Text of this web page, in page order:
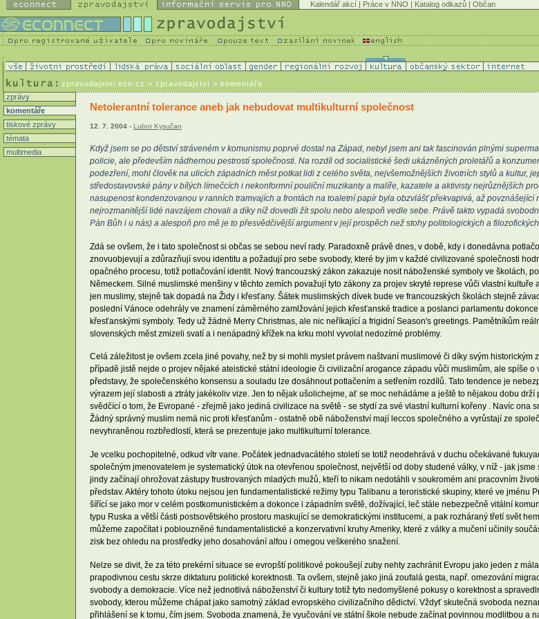
Kalendář akcí | Práce v NNO | Katalog odkazů | Občan
zpravodajstvi.ecn.cz > zpravodajství > komentáře
zprávy
komentáře
tiskové zprávy
témata
multimedia
Netolerantní tolerance aneb jak nebudovat multikulturní společnost
12. 7. 2004 - Lubor Kysučan
Když jsem se po dětství stráveném v komunismu poprvé dostal na Západ, nebyl jsem ani tak fascinován plnými
policie, ale především nádhernou pestrostí společnosti. Na rozdíl od socialistické šedi ukázněných proletářů a
podezření, mohl člověk na ulicích západních měst potkat lidi z celého světa, nejvšemožnějších životních stylů a kultur,
středostavovské pány v bílých límečcích i nekonformní pouliční muzikanty a malíře, kazatele a aktivisty nejrůznějších
nasupenost kondenzovanou v ranních tramvajích a frontách na toaletní papír byla obzvlášť překvapivá, až povznášející
nejrozmanitější lidé navzájem chovali a díky níž dovedli žít spolu nebo alespoň vedle sebe. Právě takto vypadá
Pán Bůh i u nás) a alespoň pro mě je to přesvědčivější argument v její prospěch než stohy politologických a filozofických
Zdá se ovšem, že i tato společnost si občas se sebou neví rady. Paradoxně právě dnes, v době, kdy i donedávna
znovuobjevují a zdůrazňují svou identitu a požadují pro sebe svobody, které by jim v každé civilizované společnosti
opačného procesu, totiž potlačování identit. Nový francouzský zákon zakazuje nosit náboženské symboly ve školách,
Německem. Silné muslimské menšiny v těchto zemích považují tyto zákony za projev skryté represe vůči vlastní
jen muslimy, stejně tak dopadá na Židy i křesťany. Šátek muslimských dívek bude ve francouzských školách stejně
poslední Vánoce odehrály ve znamení záměrného zamlžování jejich křesťanské tradice a poslanci parlamentu
křesťanskými symboly. Tedy už žádné Merry Christmas, ale nic neříkající a frigidní Season's greetings. Pamětníkům
slovenských měst zmizeli svatí a i nenápadný křížek na krku mohl vyvolat nedozírné problémy.
Celá záležitost je ovšem zcela jiné povahy, než by si mohli myslet právem naštvaní muslimové či díky svým
případě jistě nejde o projev nějaké ateistické státní ideologie či civilizační arogance západu vůči muslimům, ale spíše
představy, že společenského konsensu a souladu lze dosáhnout potlačením a setřením rozdílů. Tato tendence je
výrazem její slabosti a ztráty jakékoliv vize. Jen to nějak ušolichejme, ať se moc nehádáme a ještě to nějakou dobu
svědčící o tom, že Evropané - zřejmě jako jediná civilizace na světě - se stydí za své vlastní kulturní kořeny . Navíc ona
Žádný správný muslim nemá nic proti křesťanům - ostatně obě náboženství mají leccos společného a vyrůstají ze
nevyhraněnou rozbředlostí, která se prezentuje jako multikulturní tolerance.
Je vcelku pochopitelné, odkud vítr vane. Počátek jednadvacátého století se totiž neodehrává v duchu očekávané
společným jmenovatelem je systematický útok na otevřenou společnost, největší od doby studené války, v níž - jak
jindy začínají ohrožovat zástupy frustrovaných mladých mužů, kteří to nikam nedotáhli v soukromém ani pracovním
představ. Aktéry tohoto útoku nejsou jen fundamentalistické režimy typu Talibanu a teroristické skupiny, které ve jménu
šířící se jako mor v celém postkomunistickém a dokonce i západním světě, dožívající, leč stále nebezpečně vitální
typu Ruska a větší části postsovětského prostoru maskující se demokratickými institucemi, a pak rozháraný třetí svět
můžeme započítat i poblouzněné fundamentalistické a konzervativní kruhy Ameriky, které z války a mučení učinily
zisk bez ohledu na prostředky jeho dosahování alfou i omegou veškerého snažení.
Nelze se divit, že za této prekérní situace se evropští politikové pokoušejí zuby nehty zachránit Evropu jako jeden z
prapodivnou cestu skrze diktaturu politické korektnosti. Ta ovšem, stejně jako jiná zoufalá gesta, např. omezování
svobody a demokracie. Více než jednotlivá náboženství či kultury totiž tyto nedomyšlené pokusy o korektnost a
svobody, kterou můžeme chápat jako samotný základ evropského civilizačního dědictví. Vždyť skutečná svoboda
přihlášení se k tomu, čím jsem. Svoboda znamená, že vyučování ve státní škole nebude začínat povinnou modlitbou a